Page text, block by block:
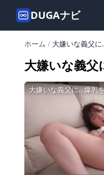
DUGAナビ
ホーム / 大嫌いな義父
大嫌いな義父